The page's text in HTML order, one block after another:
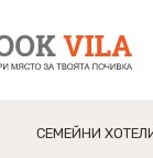
СЕМЕЙНИ